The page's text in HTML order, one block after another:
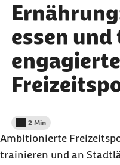
essen
engagierte
Lesedauer weniger als
2 Min
Ambitionierte
trainieren und an